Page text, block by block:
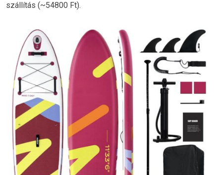
szállítás (~54800 Ft).